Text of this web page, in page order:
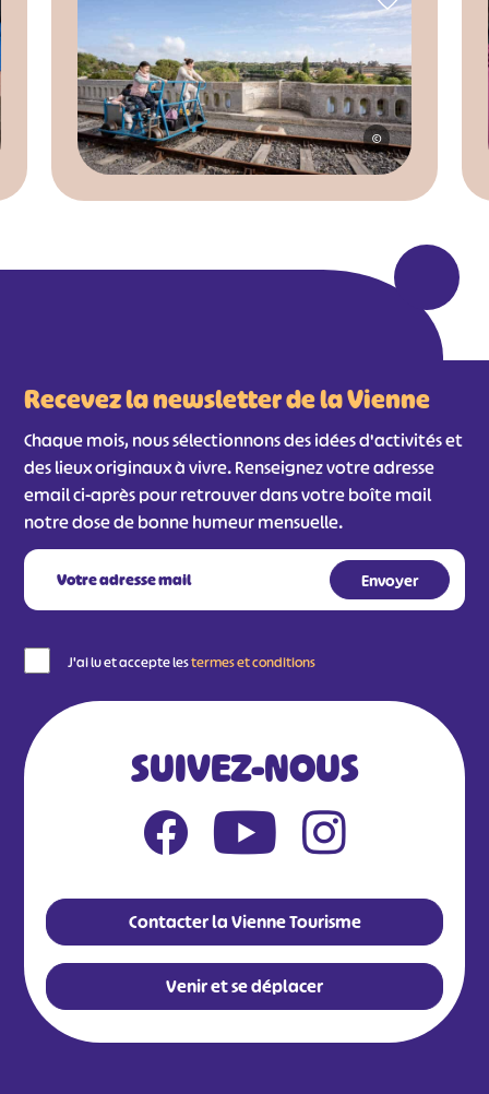
©
Recevez la newsletter de la Vienne
Chaque mois, nous sélectionnons des idées d'activités et
des lieux originaux à vivre. Renseignez votre adresse
email ci-après pour retrouver dans votre boîte mail
notre dose de bonne humeur mensuelle.
J'ai lu et accepte lestermes et conditions
SUIVEZ-NOUS
Contacter la Vienne Tourisme
Venir et se déplacer